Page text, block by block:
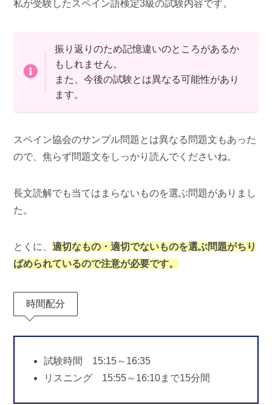
私が受験したスペイン語検定3級の試験内容です。
振り返りのため記憶違いのところがあるか
もしれません。
また、今後の試験とは異なる可能性があり
ます。
スペイン協会のサンプル問題とは異なる問題文もあった
ので、焦らず問題文をしっかり読んでくださいね。
長文読解でも当てはまらないものを選ぶ問題がありまし
た。
とくに、適切なもの・適切でないものを選ぶ問題がちり
ばめられているので注意が必要です。
時間配分
試験時間 15:15～16:35
リスニング 15:55～16:10まで15分間